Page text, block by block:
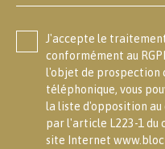
J'accepte le
conformément au
l'objet de prospection
téléphonique, vous
la liste d'opposition
par l'article L223-1 du
site Internet